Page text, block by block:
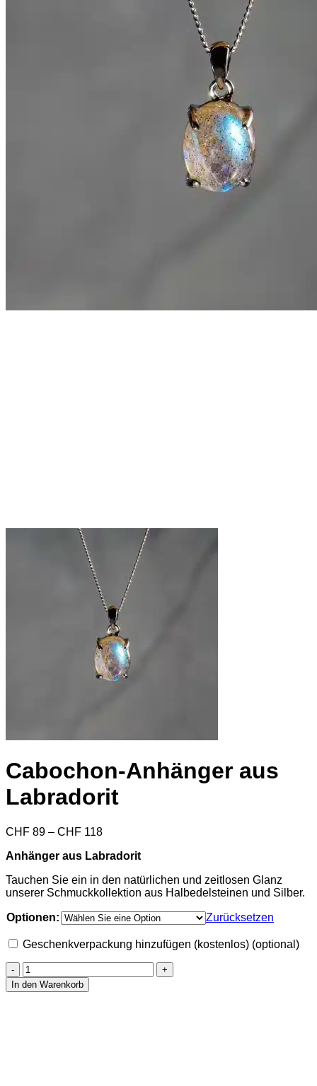
Cabochon-Anhänger aus
Labradorit
CHF 89 – CHF 118Preisspanne:
bis
Anhänger aus Labradorit
Tauchen Sie ein in den natürlichen und zeitlosen Glanz
unserer Schmuckkollektion aus Halbedelsteinen und Silber.
Optionen: Zurücksetzen
Geschenkverpackung hinzufügen (kostenlos) (optional)
Cabochon-
Anhänger
aus
In den Warenkorb